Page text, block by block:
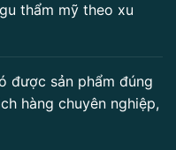
thẩm mỹ theo xu
được sản phẩm đúng
hàng chuyên nghiệp,